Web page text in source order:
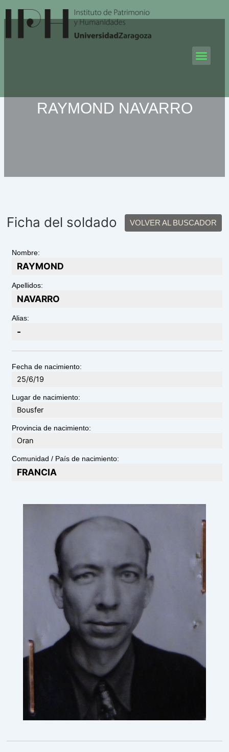
al
contenido
RAYMOND NAVARRO
Ficha del soldado VOLVER AL BUSCADOR
Nombre:
RAYMOND
Apellidos:
NAVARRO
Alias:
-
Fecha de nacimiento:
25/6/19
Lugar de nacimiento:
Bousfer
Provincia de nacimiento:
Oran
Comunidad / País de nacimiento:
FRANCIA